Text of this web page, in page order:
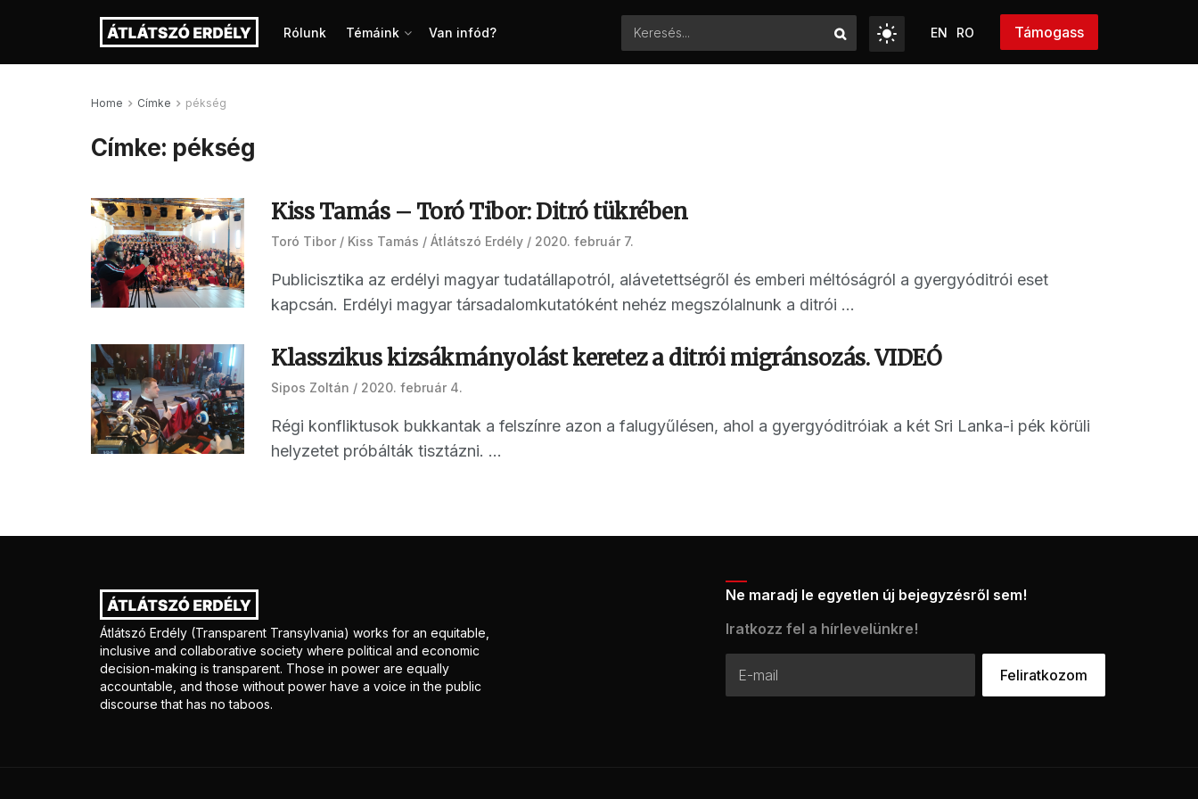
Rólunk Témáink Van infód? EN RO Támogass
Home Címke pékség
Címke: pékség
Kiss Tamás – Toró Tibor: Ditró tükrében
Toró Tibor Kiss Tamás Átlátszó Erdély 2020. február 7.
Publicisztika az erdélyi magyar tudatállapotról, alávetettségről és emberi méltóságról a gyergyóditrói eset
kapcsán. Erdélyi magyar társadalomkutatóként nehéz megszólalnunk a ditrói ...
Klasszikus kizsákmányolást keretez a ditrói migránsozás. VIDEÓ
Sipos Zoltán 2020. február 4.
Régi konfliktusok bukkantak a felszínre azon a falugyűlésen, ahol a gyergyóditróiak a két Sri Lanka-i pék körüli
helyzetet próbálták tisztázni. ...
Átlátszó Erdély (Transparent Transylvania) works for an equitable,
inclusive and collaborative society where political and economic
decision-making is transparent. Those in power are equally
accountable, and those without power have a voice in the public
discourse that has no taboos.
Ne maradj le egyetlen új bejegyzésről sem!
Iratkozz fel a hírlevelünkre!